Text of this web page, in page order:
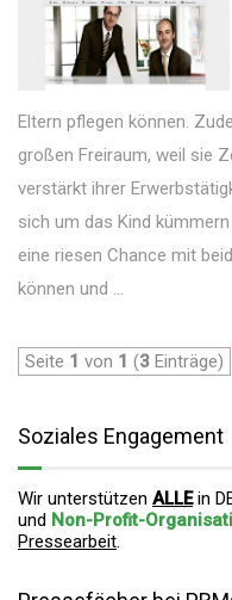
Eltern pflegen können.
großen Freiraum, weil sie
verstärkt ihrer
sich um das Kind
eine riesen Chance mit
können und ...
Seite 1 von 1 (3 Einträge)
Soziales Engagement
Wir unterstützen ALLEin
und Non-Profit-
Pressearbeit.